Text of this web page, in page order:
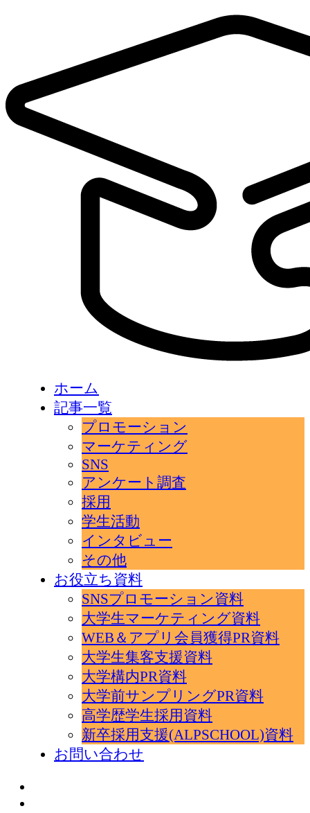
ホーム
記事一覧
プロモーション
マーケティング
SNS
アンケート調査
採用
学生活動
インタビュー
その他
お役立ち資料
SNSプロモーション資料
大学生マーケティング資料
WEB＆アプリ会員獲得PR資料
大学生集客支援資料
大学構内PR資料
大学前サンプリングPR資料
高学歴学生採用資料
新卒採用支援(ALPSCHOOL)資料
お問い合わせ